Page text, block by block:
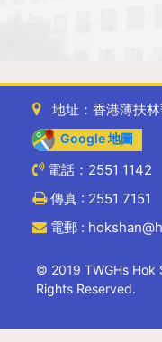
地址：香港薄扶
Google 地圖
電話：2551 1142
傳真 : 2551 7151
電郵 :
© 2019 TWGHs Hok
Rights Reserved.